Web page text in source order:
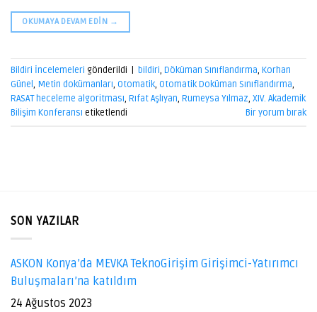
OKUMAYA DEVAM EDIN →
Bildiri İncelemeleri gönderildi bildiri, Döküman Sınıflandırma, Korhan
Günel , Metin dokümanları, Otomatik, Otomatik Doküman Sınıflandırma,
RASAT heceleme algoritması, Rıfat Aşlıyan, Rumeysa Yılmaz, XIV. Akademik
Bilişim Konferansı etiketlendi Bir yorum bırak
SON YAZILAR
ASKON Konya’da MEVKA TeknoGirişim Girişimci-Yatırımcı
Buluşmaları’na katıldım
24 Ağustos 2023